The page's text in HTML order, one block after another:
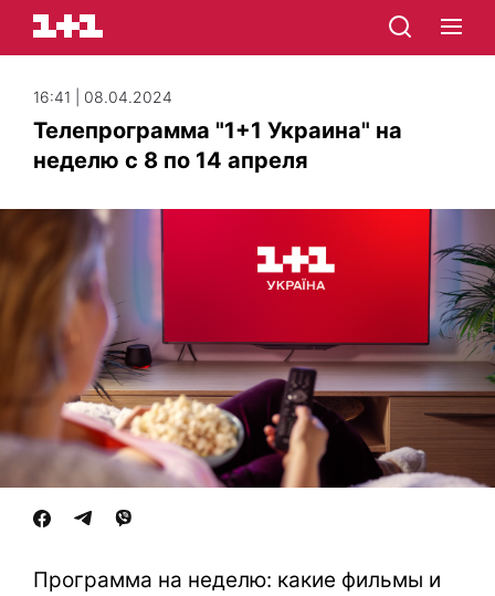
16:41 | 08.04.2024
Телепрограмма "1+1 Украина" на
неделю с 8 по 14 апреля
Программа на неделю: какие фильмы и